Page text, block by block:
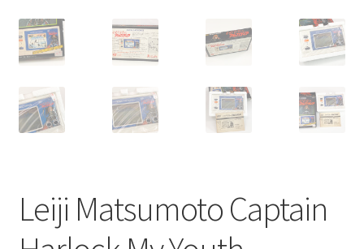
Leiji Matsumoto Captain